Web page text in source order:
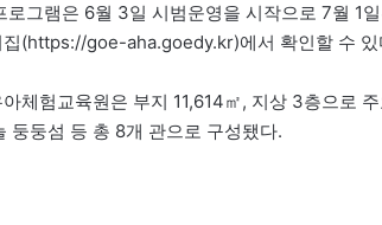
로그램은 6월 3일 시범운영을 시작으로 7월 1
집(https://goe-aha.goedy.kr)에서 확인할 수 있
체험교육원은 부지 11,614㎡, 지상 3층으로
둥둥섬 등 총 8개 관으로 구성됐다.